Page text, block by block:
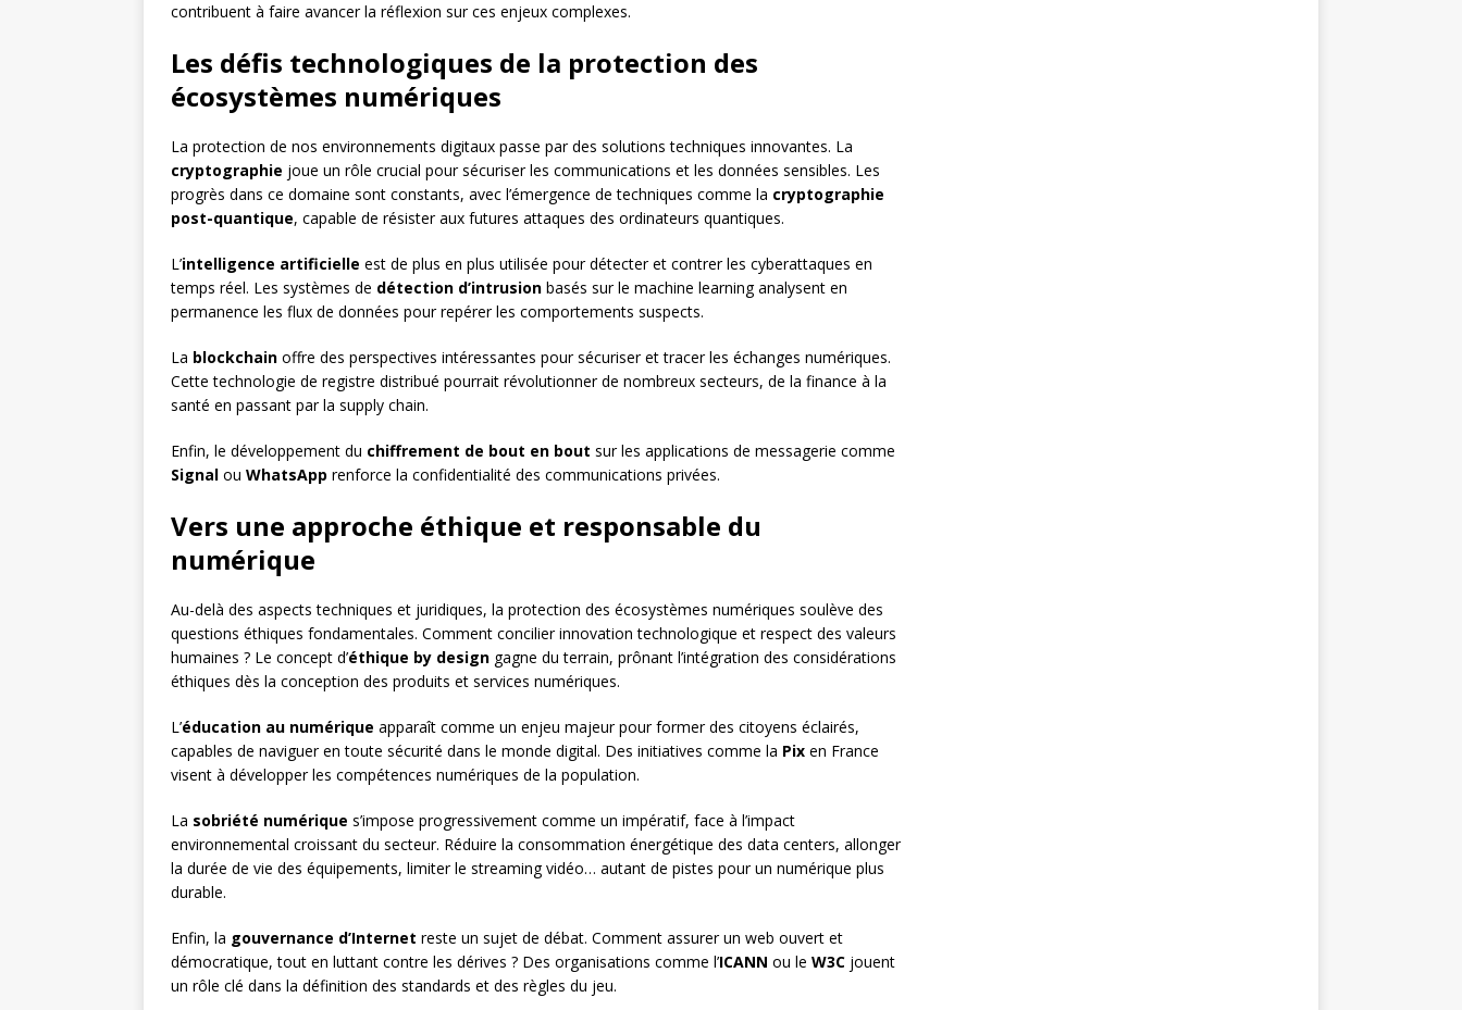
contribuent à faire avancer la réflexion sur ces enjeux complexes.
Les défis technologiques de la protection des
écosystèmes numériques
La protection de nos environnements digitaux passe par des solutions techniques innovantes. La
cryptographie joue un rôle crucial pour sécuriser les communications et les données sensibles. Les
progrès dans ce domaine sont constants, avec l’émergence de techniques comme la cryptographie
post-quantique, capable de résister aux futures attaques des ordinateurs quantiques.
L’intelligence artificielle est de plus en plus utilisée pour détecter et contrer les cyberattaques en
temps réel. Les systèmes de détection d’intrusion basés sur le machine learning analysent en
permanence les flux de données pour repérer les comportements suspects.
La blockchain offre des perspectives intéressantes pour sécuriser et tracer les échanges numériques.
Cette technologie de registre distribué pourrait révolutionner de nombreux secteurs, de la finance à la
santé en passant par la supply chain.
Enfin, le développement du chiffrement de bout en bout sur les applications de messagerie comme
Signal ou WhatsApp renforce la confidentialité des communications privées.
Vers une approche éthique et responsable du
numérique
Au-delà des aspects techniques et juridiques, la protection des écosystèmes numériques soulève des
questions éthiques fondamentales. Comment concilier innovation technologique et respect des valeurs
humaines ? Le concept d’éthique by design gagne du terrain, prônant l’intégration des considérations
éthiques dès la conception des produits et services numériques.
L’éducation au numérique apparaît comme un enjeu majeur pour former des citoyens éclairés,
capables de naviguer en toute sécurité dans le monde digital. Des initiatives comme la Pix en France
visent à développer les compétences numériques de la population.
La sobriété numérique s’impose progressivement comme un impératif, face à l’impact
environnemental croissant du secteur. Réduire la consommation énergétique des data centers, allonger
la durée de vie des équipements, limiter le streaming vidéo… autant de pistes pour un numérique plus
durable.
Enfin, la gouvernance d’Internet reste un sujet de débat. Comment assurer un web ouvert et
démocratique, tout en luttant contre les dérives ? Des organisations comme l’ICANN ou le W3C jouent
un rôle clé dans la définition des standards et des règles du jeu.